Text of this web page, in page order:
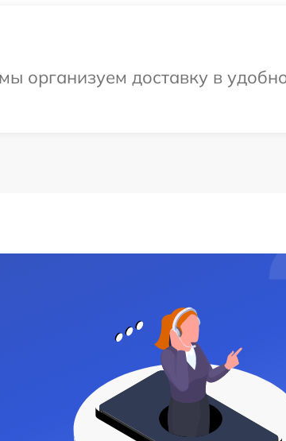
организуем доставку в